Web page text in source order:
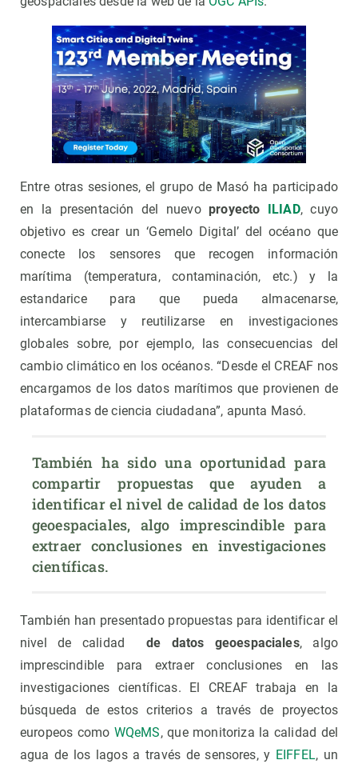
Entre otras sesiones, el grupo de Masó ha participado
en la presentación del nuevoproyecto ILIAD, cuyo
objetivo es crear un ‘Gemelo Digital’ del océano que
conecte los sensores que recogen información
marítima (temperatura, contaminación, etc.) y la
estandarice para que pueda almacenarse,
intercambiarse y reutilizarse en investigaciones
globales sobre, por ejemplo, las consecuencias del
cambio climático en los océanos. “Desde el CREAF nos
encargamos de los datos marítimos que provienen de
plataformas de ciencia ciudadana”, apunta Masó.
También ha sido una oportunidad para
compartir propuestas que ayuden a
identificar el nivel de calidad de los datos
geoespaciales, algo imprescindible para
extraer conclusiones en investigaciones
científicas.
También han presentado propuestas para identificar el
nivel de calidad
de datos geoespaciales, algo
imprescindible para extraer conclusiones en las
investigaciones científicas. El CREAF trabaja en la
búsqueda de estos criterios a través de proyectos
europeos como WQeMS, que monitoriza la calidad del
agua de los lagos a través de sensores, y EIFFEL, un